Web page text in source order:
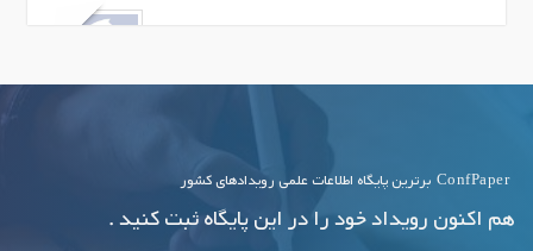
ConfPaper برترین پایگاه اطلاعات علمی رویدادهای کشور
هم اکنون رویداد خود را در این پایگاه ثبت کنید .